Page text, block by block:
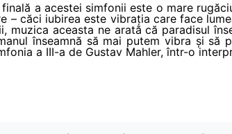
a acestei simfonii este o mare
– căci iubirea este vibrația care face
muzica aceasta ne arată că paradisul
înseamnă să mai putem vibra și să
a III-a de Gustav Mahler, într-o